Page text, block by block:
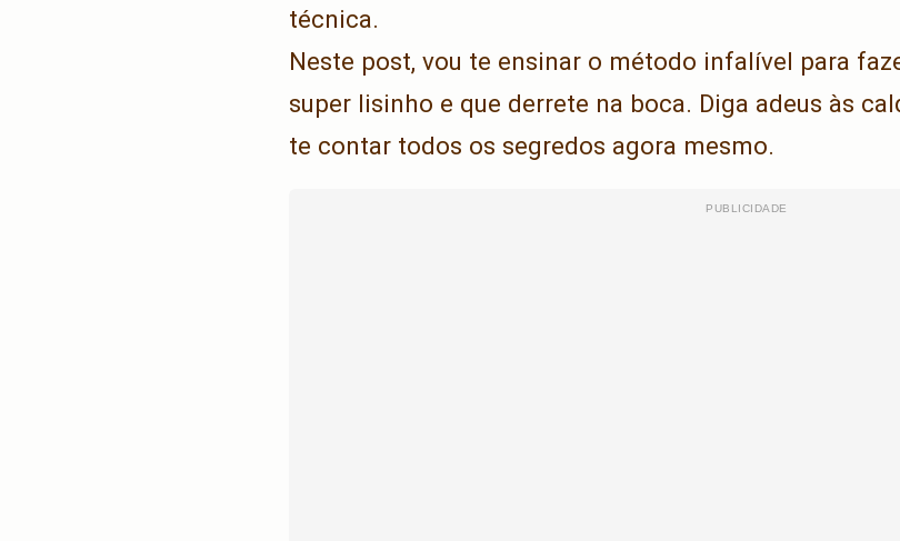
técnica.
Neste post, vou te ensinar o método infalível para
super lisinho e que derrete na boca. Diga adeus às
te contar todos os segredos agora mesmo.